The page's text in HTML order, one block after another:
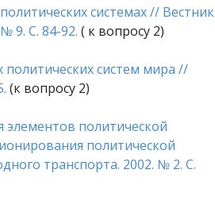
системах // Вестник
9. С. 84-92. ( к вопросу 2)
систем мира //
(к вопросу 2)
политической
политической
транспорта. 2002. № 2. С.